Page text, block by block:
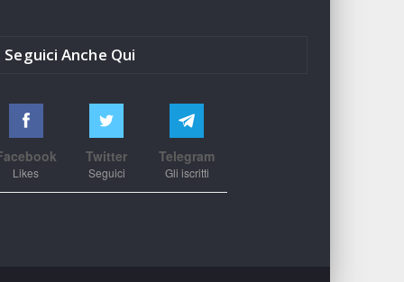
Seguici Anche Qui
Likes
Twitter
Seguici
Telegram
Gli iscritti